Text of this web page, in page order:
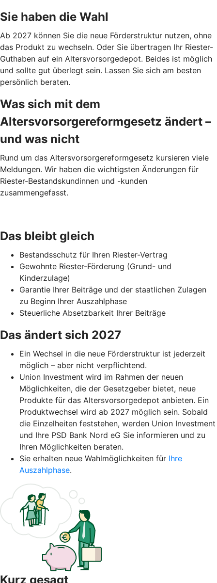
Sie haben die Wahl
Ab 2027 können Sie die neue Förderstruktur nutzen, ohne
das Produkt zu wechseln. Oder Sie übertragen Ihr Riester-
Guthaben auf ein Altersvorsorgedepot. Beides ist möglich
und sollte gut überlegt sein. Lassen Sie sich am besten
persönlich beraten.
Was sich mit dem
Altersvorsorgereformgesetz ändert –
und was nicht
Rund um das Altersvorsorgereformgesetz kursieren viele
Meldungen. Wir haben die wichtigsten Änderungen für
Riester-Bestandskundinnen und -kunden
zusammengefasst.
Das bleibt gleich
Bestandsschutz für Ihren Riester-Vertrag
Gewohnte Riester-Förderung (Grund- und
Kinderzulage)
Garantie Ihrer Beiträge und der staatlichen Zulagen
zu Beginn Ihrer Auszahlphase
Steuerliche Absetzbarkeit Ihrer Beiträge
Das ändert sich 2027
Ein Wechsel in die neue Förderstruktur ist jederzeit
möglich – aber nicht verpflichtend.
Union Investment wird im Rahmen der neuen
Möglichkeiten, die der Gesetzgeber bietet, neue
Produkte für das Altersvorsorgedepot anbieten. Ein
Produktwechsel wird ab 2027 möglich sein. Sobald
die Einzelheiten feststehen, werden Union Investment
und Ihre PSD Bank Nord eG Sie informieren und zu
Ihren Möglichkeiten beraten.
Sie erhalten neue Wahlmöglichkeiten für Ihre
Auszahlphase.
Kurz gesagt